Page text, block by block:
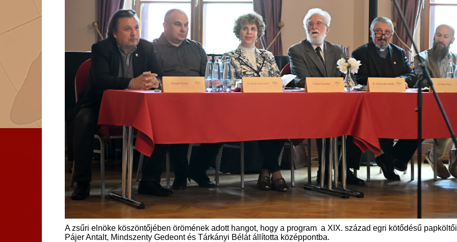
A zsűri elnöke köszöntőjében örömének adott hangot, hogy a program a XIX. század egri kötődésű
Pájer Antalt, Mindszenty Gedeont és Tárkányi Bélát állította középpontba.